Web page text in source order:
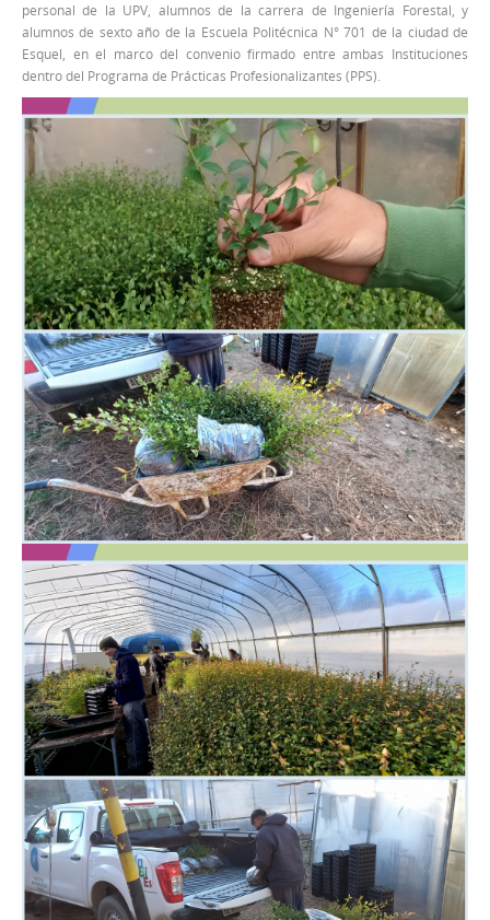
personal de la UPV, alumnos de la carrera de Ingeniería Forestal, y
alumnos de sexto año de la Escuela Politécnica N° 701 de la ciudad de
Esquel, en el marco del convenio firmado entre ambas Instituciones
dentro del Programa de Prácticas Profesionalizantes (PPS).